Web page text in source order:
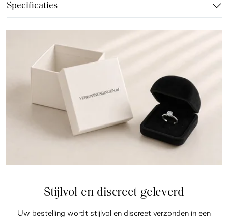
Specificaties
Stijlvol en discreet geleverd
Uw bestelling wordt stijlvol en discreet verzonden in een